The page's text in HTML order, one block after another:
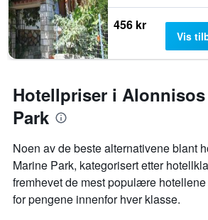
456 kr
Vis
Hotellpriser i
Park
Noen av de beste alternativene blant
Marine Park, kategorisert etter
fremhevet de mest populære
for pengene innenfor hver klasse.